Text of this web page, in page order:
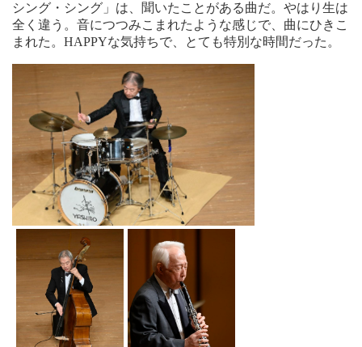
シング・シング」は、聞いたことがある曲だ。やはり生は
全く違う。音につつみこまれたような感じで、曲にひきこ
まれた。HAPPYな気持ちで、とても特別な時間だった。